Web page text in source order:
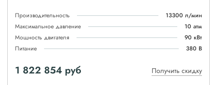
Производительность
13300 л/мин
Максимальное давление
10 атм
Мощность двигателя
90 кВт
Питание
380 В
1 822 854 руб Получить скидку